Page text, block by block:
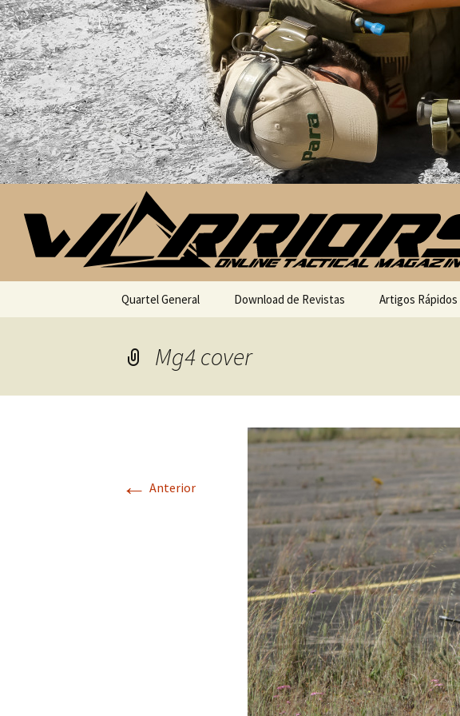
Saltar para o conteúdo
Quartel General Download de Revistas Artigos Rápidos
Mg4 cover
← Anterior